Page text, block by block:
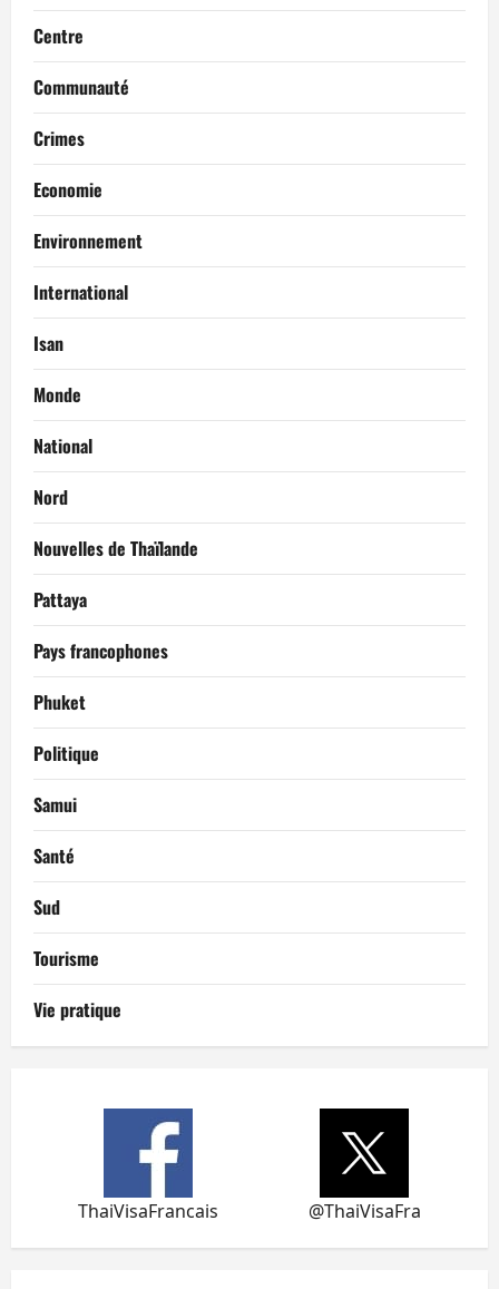
Centre
Communauté
Crimes
Economie
Environnement
International
Isan
Monde
National
Nord
Nouvelles de Thaïlande
Pattaya
Pays francophones
Phuket
Politique
Samui
Santé
Sud
Tourisme
Vie pratique
ThaiVisaFrancais @ThaiVisaFra